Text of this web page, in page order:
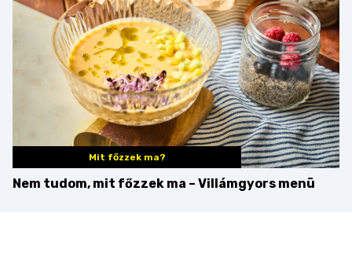
Mit főzzek ma?
Nem tudom, mit főzzek ma – Villámgyors menü